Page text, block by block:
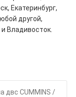
Екатеринбург,
другой,
Владивосток.
двc CUMMINS /